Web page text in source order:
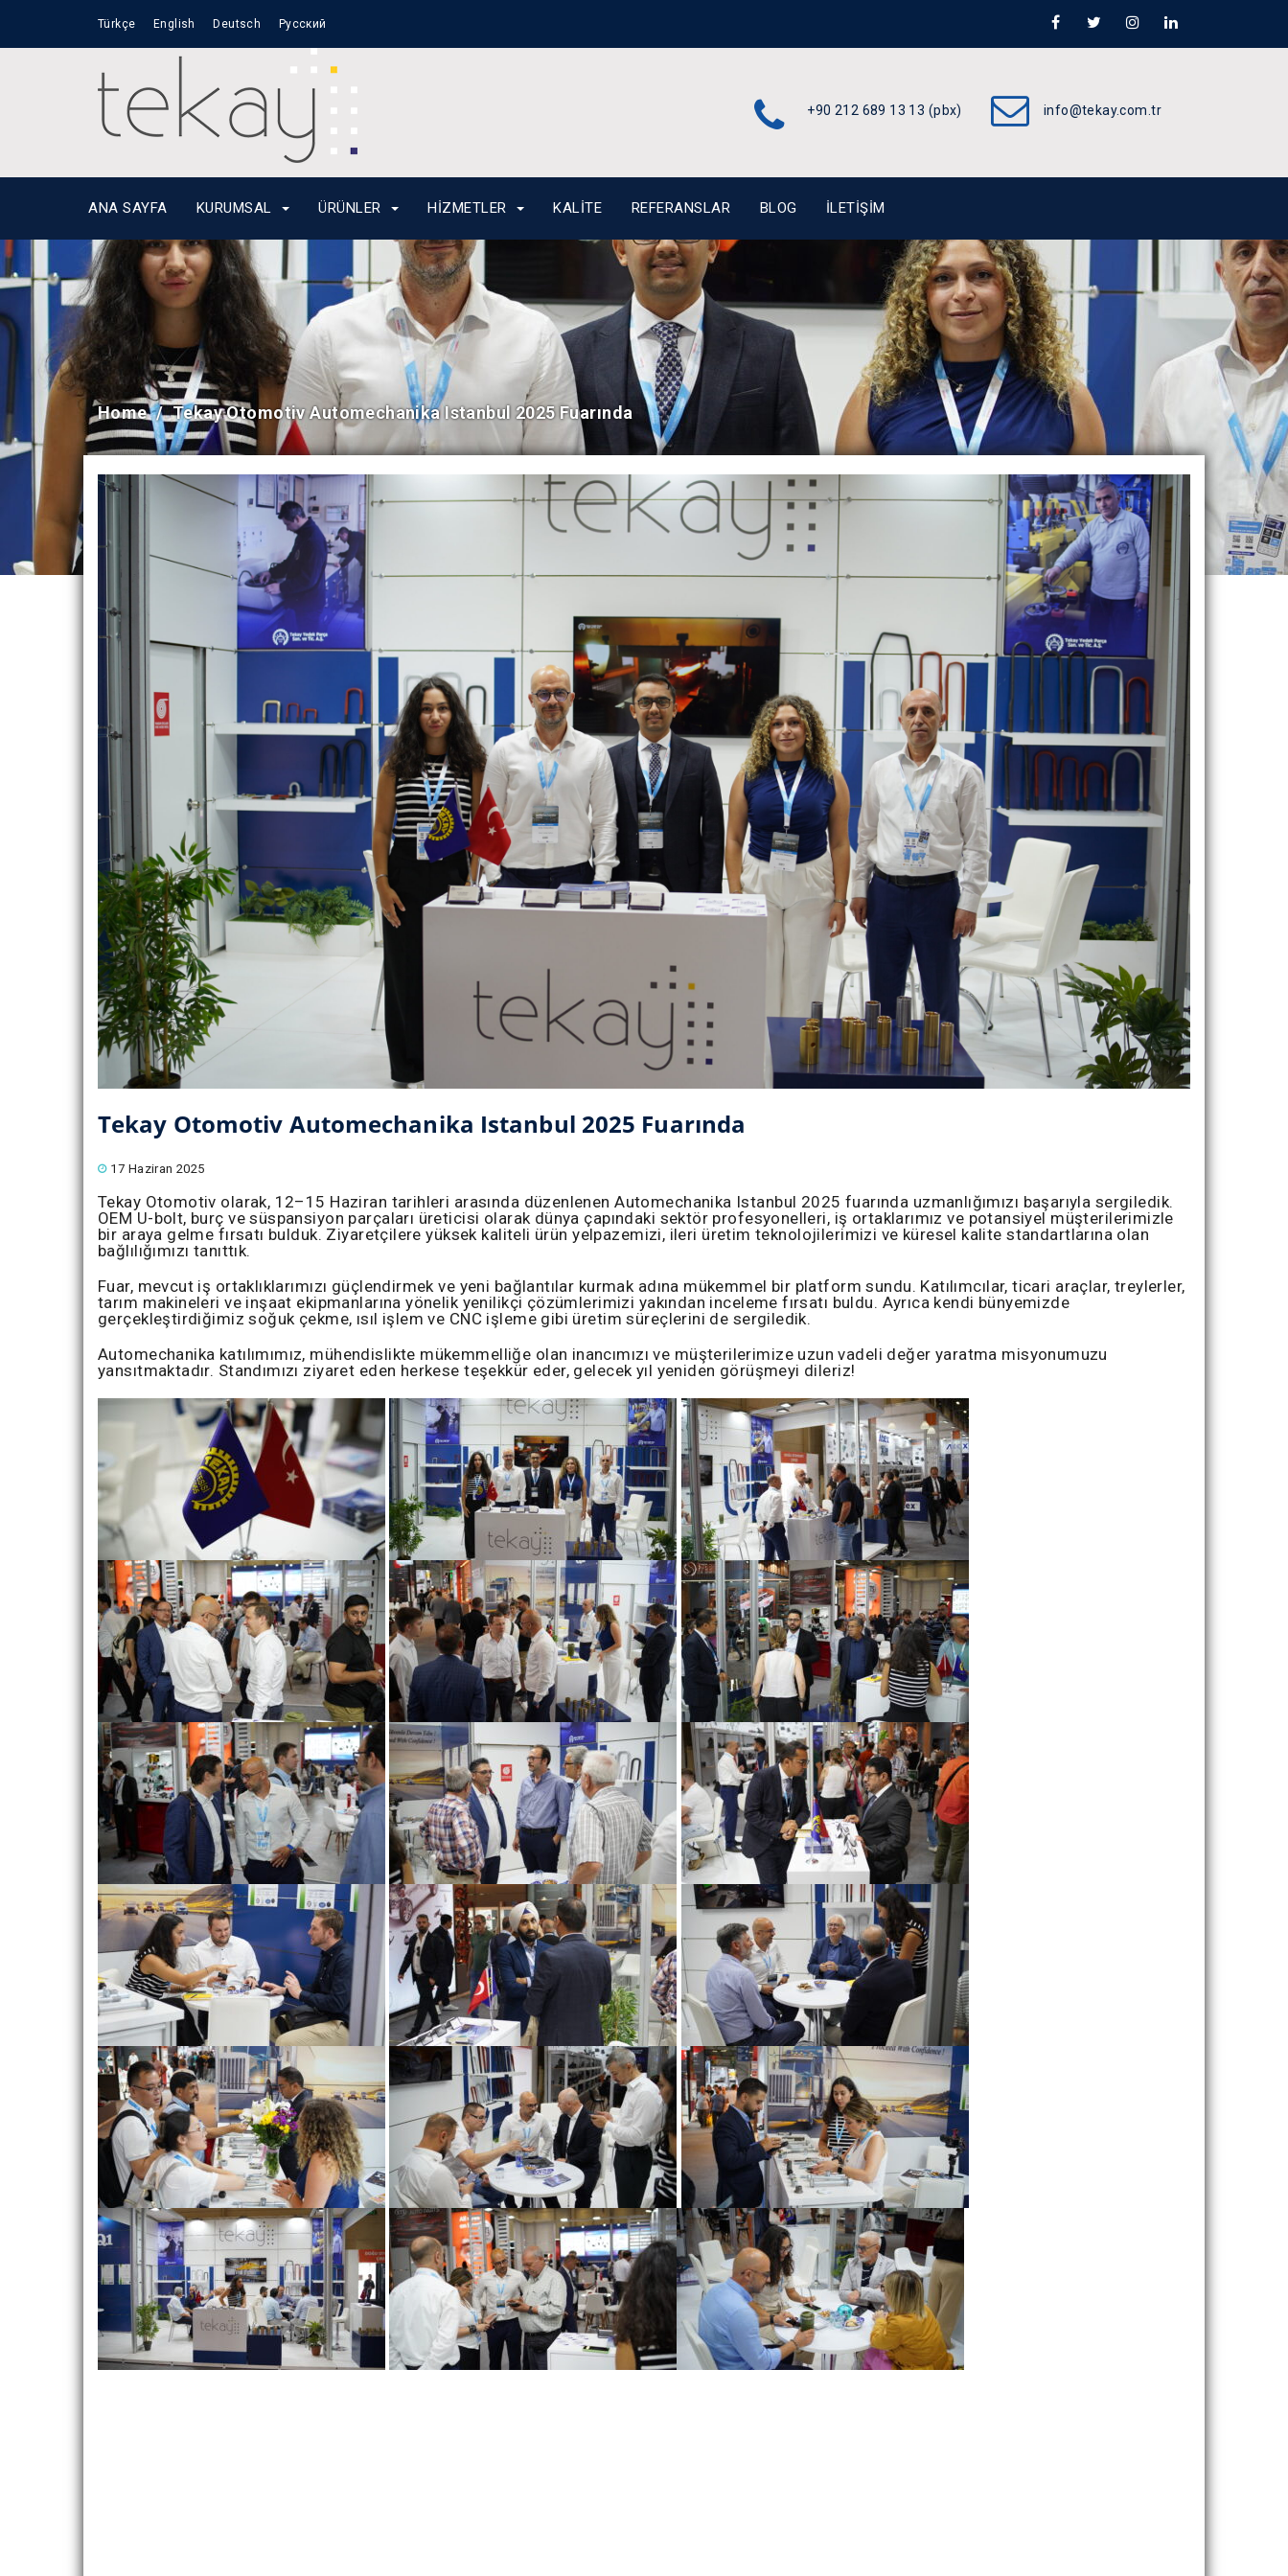
Türkçe English Deutsch Русский
+90 212 689 13 13 (pbx) info@tekay.com.tr
ANA SAYFA KURUMSAL ÜRÜNLER HIZMETLER KALITE REFERANSLAR BLOG İLETIŞIM
Home Tekay Otomotiv Automechanika Istanbul 2025 Fuarında
Tekay Otomotiv Automechanika Istanbul 2025 Fuarında
17 Haziran 2025
Tekay Otomotiv olarak, 12–15 Haziran tarihleri arasında düzenlenen Automechanika Istanbul 2025 fuarında uzmanlığımızı başarıyla sergiledik.
OEM U-bolt, burç ve süspansiyon parçaları üreticisi olarak dünya çapındaki sektör profesyonelleri, iş ortaklarımız ve potansiyel müşterilerimizle
bir araya gelme fırsatı bulduk. Ziyaretçilere yüksek kaliteli ürün yelpazemizi, ileri üretim teknolojilerimizi ve küresel kalite standartlarına olan
bağlılığımızı tanıttık.
Fuar, mevcut iş ortaklıklarımızı güçlendirmek ve yeni bağlantılar kurmak adına mükemmel bir platform sundu. Katılımcılar, ticari araçlar, treylerler,
tarım makineleri ve inşaat ekipmanlarına yönelik yenilikçi çözümlerimizi yakından inceleme fırsatı buldu. Ayrıca kendi bünyemizde
gerçekleştirdiğimiz soğuk çekme, ısıl işlem ve CNC işleme gibi üretim süreçlerini de sergiledik.
Automechanika katılımımız, mühendislikte mükemmelliğe olan inancımızı ve müşterilerimize uzun vadeli değer yaratma misyonumuzu
yansıtmaktadır. Standımızı ziyaret eden herkese teşekkür eder, gelecek yıl yeniden görüşmeyi dileriz!